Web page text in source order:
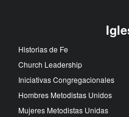
Historias de Fe
Church Leadership
Iniciativas Congregacionales
Hombres Metodistas Unidos
Mujeres Metodistas Unidas